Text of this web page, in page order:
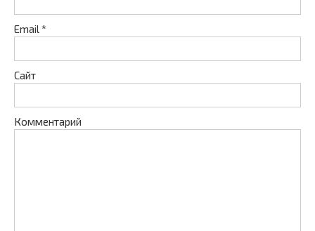
Email*
Сайт
Комментарий